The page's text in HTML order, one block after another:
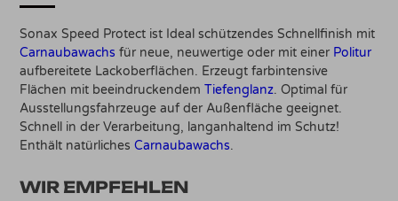
Sonax Speed Protect ist Ideal schützendes Schnellfinish mit
Carnaubawachs für neue, neuwertige oder mit einer Politur
aufbereitete Lackoberflächen. Erzeugt farbintensive
Flächen mit beeindruckendemTiefenglanz. Optimal für
Ausstellungsfahrzeuge auf der Außenfläche geeignet.
Schnell in der Verarbeitung, langanhaltend im Schutz!
Enthält natürlichesCarnaubawachs.
WIR EMPFEHLEN